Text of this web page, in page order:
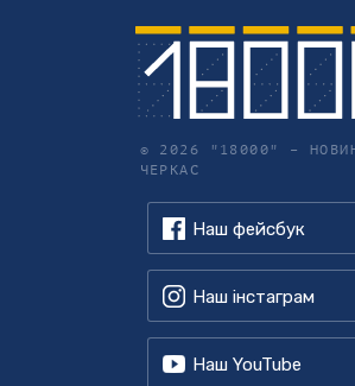
© 2026 "18000" –
ЧЕРКАС
Наш фейсбук
Наш інстаграм
Наш YouTube